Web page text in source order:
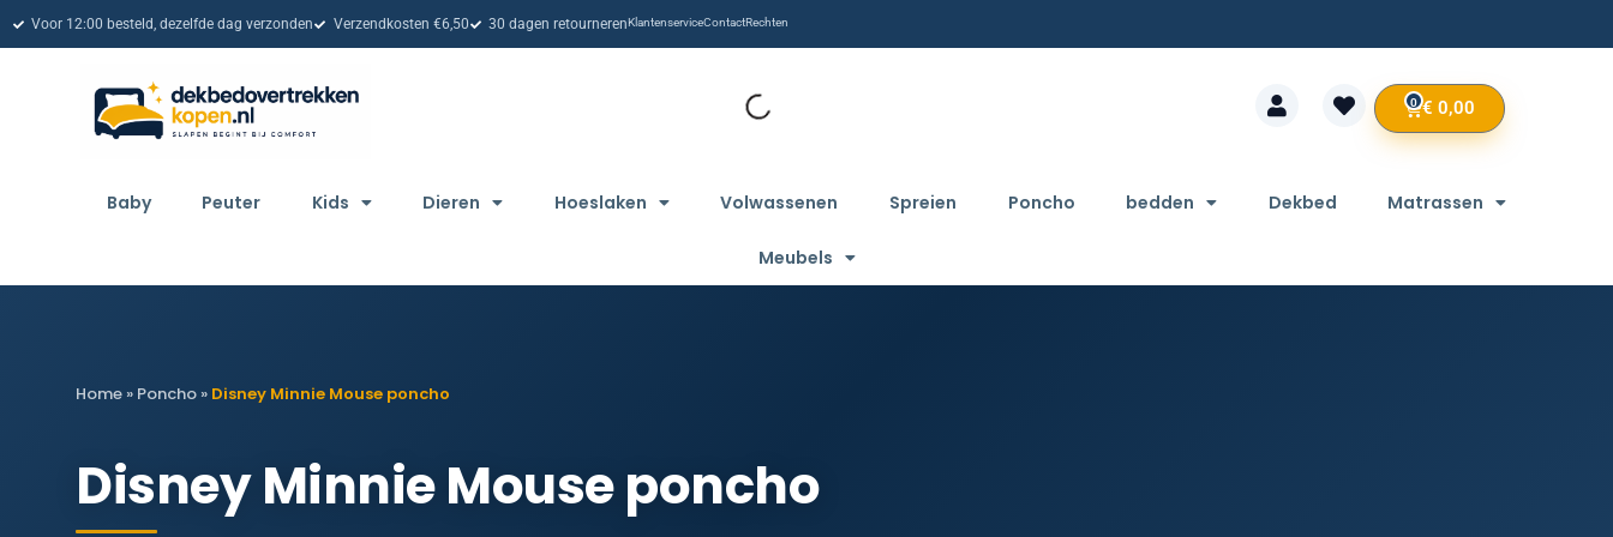
Voor 12:00 besteld, dezelfde dag verzonden Verzendkosten €6,50 30 dagen retournerenKlantenserviceContactRechten
€ 0,00
0
Baby Peuter Kids Dieren Hoeslaken Volwassenen Spreien Poncho bedden Dekbed Matrassen
Meubels
Home » Poncho » Disney Minnie Mouse poncho
Disney Minnie Mouse poncho